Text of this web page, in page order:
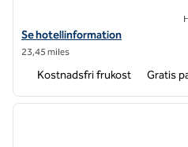
Visa hotelldetaljer för Hampton
Se hotellinformation
23,45 miles
Kostnadsfri frukost Gratis
1 av 12